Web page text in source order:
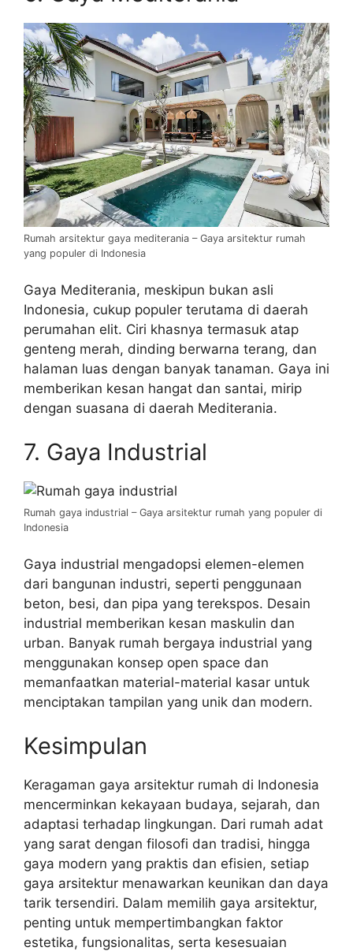
Rumah arsitektur gaya mediterania – Gaya arsitektur rumah
yang populer di Indonesia
Gaya Mediterania, meskipun bukan asli
Indonesia, cukup populer terutama di daerah
perumahan elit. Ciri khasnya termasuk atap
genteng merah, dinding berwarna terang, dan
halaman luas dengan banyak tanaman. Gaya ini
memberikan kesan hangat dan santai, mirip
dengan suasana di daerah Mediterania.
7. Gaya Industrial
Rumah gaya industrial – Gaya arsitektur rumah yang populer di
Indonesia
Gaya industrial mengadopsi elemen-elemen
dari bangunan industri, seperti penggunaan
beton, besi, dan pipa yang terekspos. Desain
industrial memberikan kesan maskulin dan
urban. Banyak rumah bergaya industrial yang
menggunakan konsep open space dan
memanfaatkan material-material kasar untuk
menciptakan tampilan yang unik dan modern.
Kesimpulan
Keragaman gaya arsitektur rumah di Indonesia
mencerminkan kekayaan budaya, sejarah, dan
adaptasi terhadap lingkungan. Dari rumah adat
yang sarat dengan filosofi dan tradisi, hingga
gaya modern yang praktis dan efisien, setiap
gaya arsitektur menawarkan keunikan dan daya
tarik tersendiri. Dalam memilih gaya arsitektur,
penting untuk mempertimbangkan faktor
estetika, fungsionalitas, serta kesesuaian